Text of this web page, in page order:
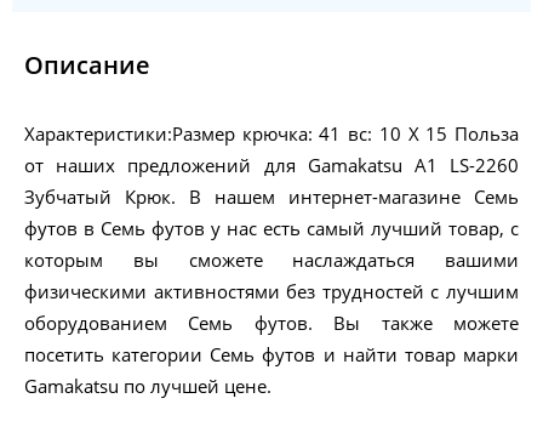
Описание
Характеристики:Размер крючка: 41 вс: 10 X 15 Польза
от наших предложений для Gamakatsu A1 LS-2260
Зубчатый Крюк. В нашем интернет-магазине Семь
футов в Семь футов у нас есть самый лучший товар, с
которым вы сможете наслаждаться вашими
физическими активностями без трудностей с лучшим
оборудованием Семь футов. Вы также можете
посетить категории Семь футов и найти товар марки
Gamakatsu по лучшей цене.